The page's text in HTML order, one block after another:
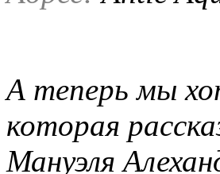
А теперь мы
которая
Мануэля